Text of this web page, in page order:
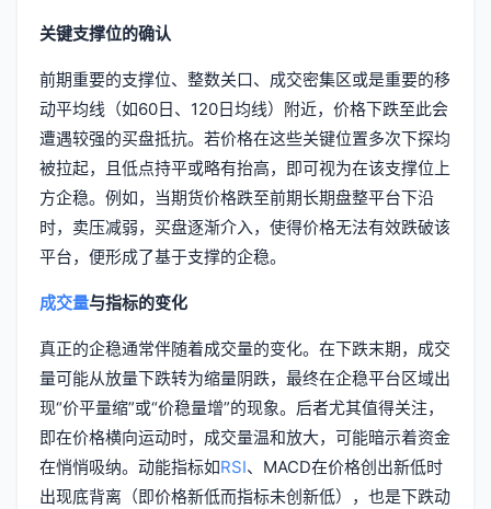
关键支撑位的确认
前期重要的支撑位、整数关口、成交密集区或是重要的移
动平均线（如60日、120日均线）附近，价格下跌至此会
遭遇较强的买盘抵抗。若价格在这些关键位置多次下探均
被拉起，且低点持平或略有抬高，即可视为在该支撑位上
方企稳。例如，当期货价格跌至前期长期盘整平台下沿
时，卖压减弱，买盘逐渐介入，使得价格无法有效跌破该
平台，便形成了基于支撑的企稳。
成交量与指标的变化
真正的企稳通常伴随着成交量的变化。在下跌末期，成交
量可能从放量下跌转为缩量阴跌，最终在企稳平台区域出
现“价平量缩”或“价稳量增”的现象。后者尤其值得关注，
即在价格横向运动时，成交量温和放大，可能暗示着资金
在悄悄吸纳。动能指标如RSI、MACD在价格创出新低时
出现底背离（即价格新低而指标未创新低），也是下跌动